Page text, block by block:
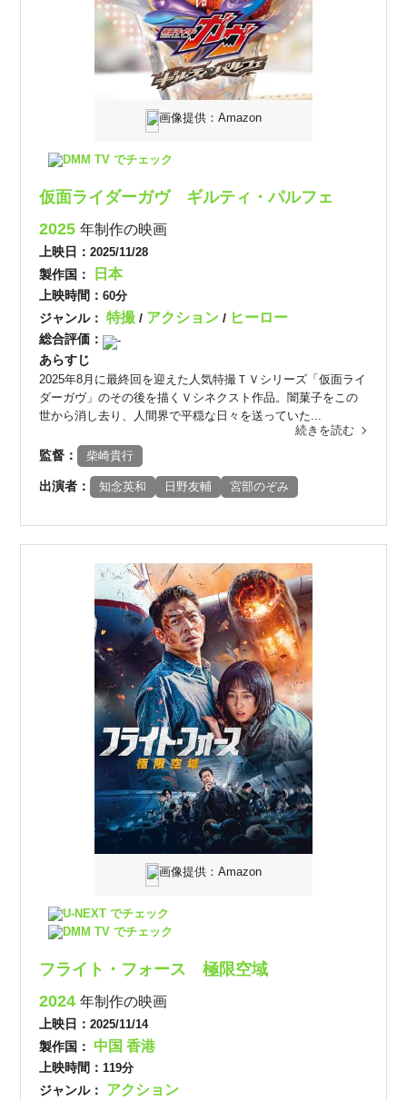
画像提供：Amazon
DMM TV でチェック
仮面ライダーガヴ ギルティ・パルフェ
2025年制作の映画
上映日：2025/11/28
製作国： 日本
上映時間：60分
ジャンル：特撮/ アクション/ ヒーロー
総合評価： -
あらすじ
2025年8月に最終回を迎えた人気特撮ＴＶシリーズ「仮面ライ
ダーガヴ」のその後を描くＶシネクスト作品。闇菓子をこの
世から消し去り、人間界で平穏な日々を送っていた...
続きを読む
監督： 柴崎貴行
出演者： 知念英和 日野友輔 宮部のぞみ
画像提供：Amazon
U-NEXT でチェック
DMM TV でチェック
フライト・フォース 極限空域
2024年制作の映画
上映日：2025/11/14
製作国： 中国 香港
上映時間： 119分
ジャンル： アクション